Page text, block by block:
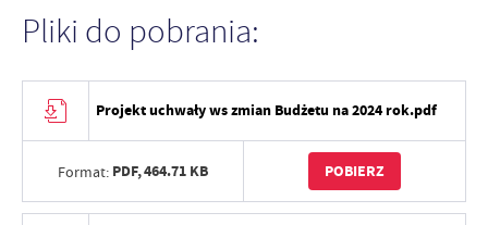
Pliki do pobrania:
Projekt uchwały ws zmian Budżetu na 2024 rok.pdf
Format: PDF,464.71 KB POBIERZ